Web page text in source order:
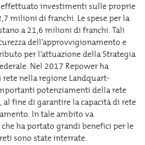
effettuato investimenti sulle proprie
milioni di franchi. Le spese per la
a 21,6 milioni di franchi. Tali
dell’approvvigionamento e
per l’attuazione della Strategia
Nel 2017 Repower ha
nella regione Landquart-
potenziamenti della rete
fine di garantire la capacità di rete
In tale ambito va
ha portato grandi benefici per le
sono state interrate.